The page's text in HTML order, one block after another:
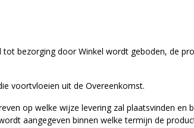
bezorging door Winkel wordt geboden, de
voortvloeien uit de Overeenkomst.
op welke wijze levering zal plaatsvinden en
aangegeven binnen welke termijn de